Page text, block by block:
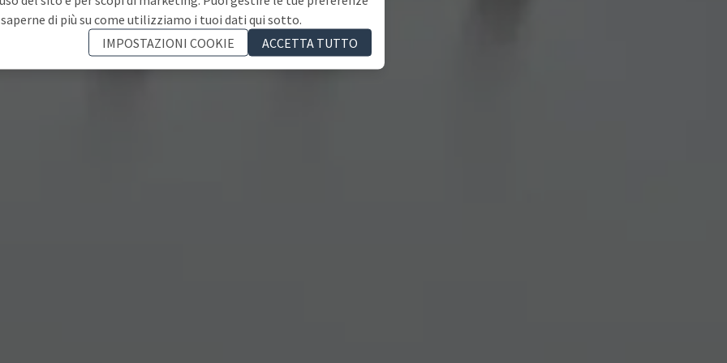
di più su come utilizziamo i tuoi dati qui sotto.
IMPOSTAZIONI COOKIE
ACCETTA TUTTO